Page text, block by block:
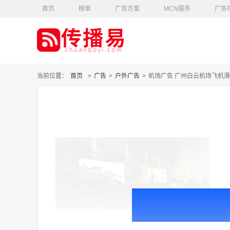
首页 榜单 广告方案 MCN服务 广告
当前位置： 首页 > 广告 > 户外广告 > 机场广告 广州白云机场飞机